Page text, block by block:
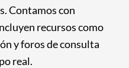
Contamos con
recursos como
y foros de consulta
real.